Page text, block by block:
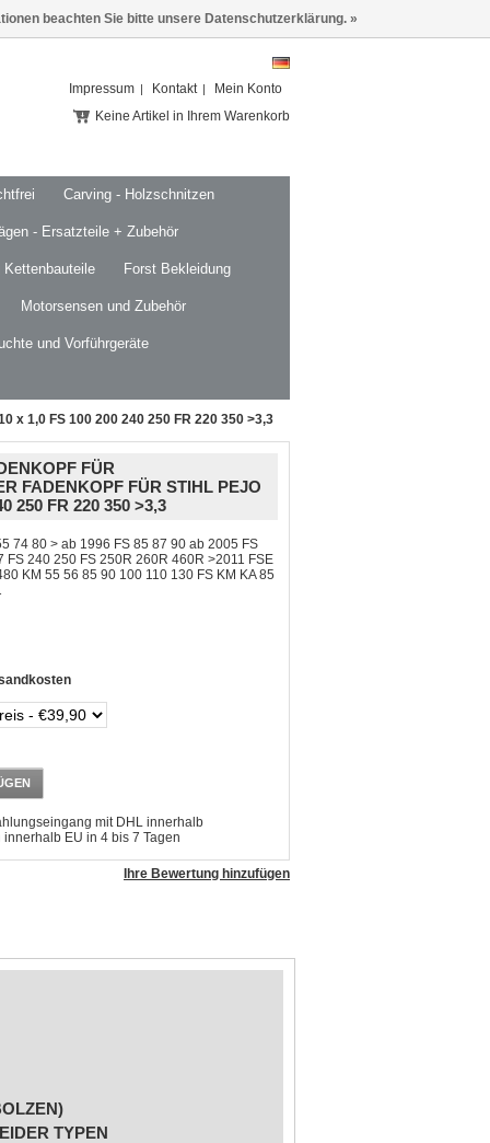
Impressum Kontakt
Mein Konto
Keine Artikel in Ihrem Warenkorb
Carving - Holzschnitzen
- Ersatzteile + Zubehör
Forst Bekleidung
Motorsensen und Zubehör
und Vorführgeräte
x 1,0 FS 100 200 240 250 FR 220 350 >3,3
FÜR
FADENKOPF FÜR STIHL PEJO
250 FR 220 350 >3,3
74 80 > ab 1996 FS 85 87 90 ab 2005 FS
FS 240 250 FS 250R 260R 460R >2011 FSE
KM 55 56 85 90 100 110 130 FS KM KA 85
mit DHL innerhalb
EU in 4 bis 7 Tagen
Ihre Bewertung hinzufügen
TYPEN
beachten Sie bitte unsere Datenschutzerklärung. »